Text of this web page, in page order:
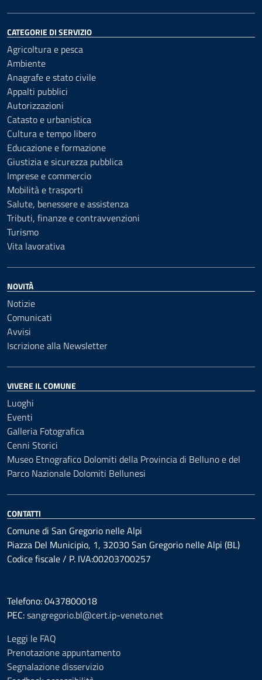
CATEGORIE DI SERVIZIO
Agricoltura e pesca
Ambiente
Anagrafe e stato civile
Appalti pubblici
Autorizzazioni
Catasto e urbanistica
Cultura e tempo libero
Educazione e formazione
Giustizia e sicurezza pubblica
Imprese e commercio
Mobilità e trasporti
Salute, benessere e assistenza
Tributi, finanze e contravvenzioni
Turismo
Vita lavorativa
NOVITÀ
Notizie
Comunicati
Avvisi
Iscrizione alla Newsletter
VIVERE IL COMUNE
Luoghi
Eventi
Galleria Fotografica
Cenni Storici
Museo Etnografico Dolomiti della Provincia di Belluno e del
Parco Nazionale Dolomiti Bellunesi
CONTATTI
Comune di San Gregorio nelle Alpi
Piazza Del Municipio, 1, 32030 San Gregorio nelle Alpi (BL)
Codice fiscale / P. IVA:00203700257
Telefono: 0437800018
PEC:sangregorio.bl@cert.ip-veneto.net
Leggi le FAQ
Prenotazione appuntamento
Segnalazione disservizio